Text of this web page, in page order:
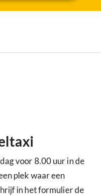
voor 8.00 uur in de
plek waar een
in het formulier de